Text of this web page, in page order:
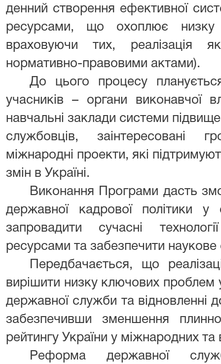
денний створення ефективної
ресурсами, що охоплює низку
враховуючи тих, реалізація
нормативно-правовими актами).
До цього процесу
учасників – органи виконавчої
навчальні заклади системи
службовців, заінтересовані
міжнародні проекти, які
змін в Україні.
Виконання Програми дасть
державної кадрової політики
запровадити сучасні
ресурсами та забезпечити
Передбачається, що
вирішити низку ключових проблем
державної служби та відновленні
забезпечивши зменшення
рейтингу України у міжнародних та
Реформа державної